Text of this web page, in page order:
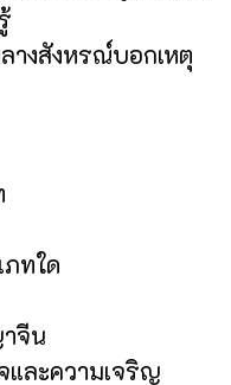
างสังหรณ์บอกเหตุ
ภทใด
จีน
ละความเจริญ